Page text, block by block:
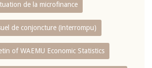
de la microfinance
de conjoncture (interrompu)
of WAEMU Economic Statistics